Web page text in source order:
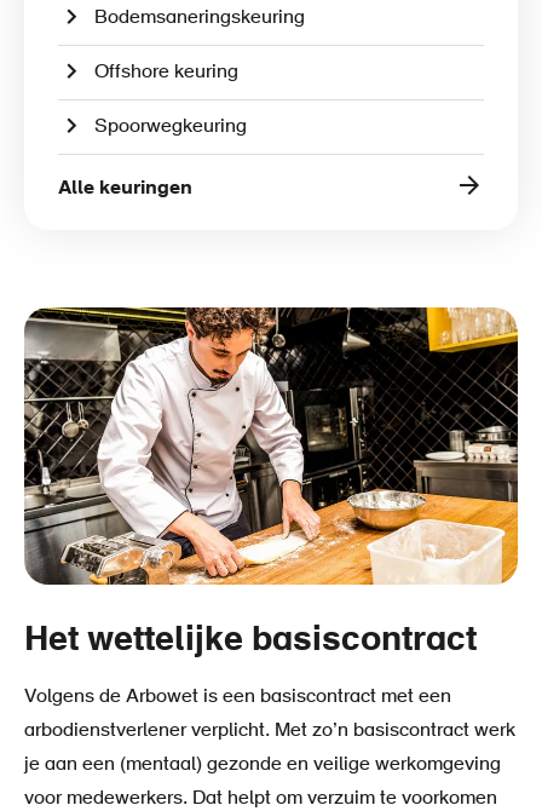
Bodemsaneringskeuring
Offshore keuring
Spoorwegkeuring
Alle keuringen
Het wettelijke basiscontract
Volgens de Arbowet is een basiscontract met een
arbodienstverlener verplicht. Met zo’n basiscontract werk
je aan een (mentaal) gezonde en veilige werkomgeving
voor medewerkers. Dat helpt om verzuim te voorkomen